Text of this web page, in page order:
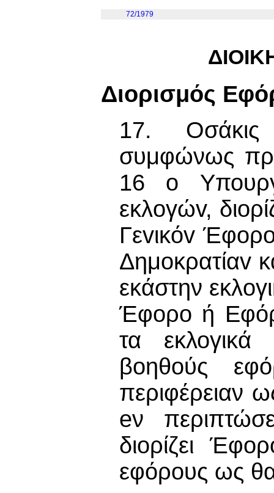
72/1979
Διορισμός
17. Οσάκις
συμφώνως
16 o
εκλoγώv,
Γεvικόv
Δημoκρατίαv
εκάστην
Έφορο ή
τα εκλογικά
βoηθoύς
περιφέρειαν
eν
διορίζει
εφόρους ως